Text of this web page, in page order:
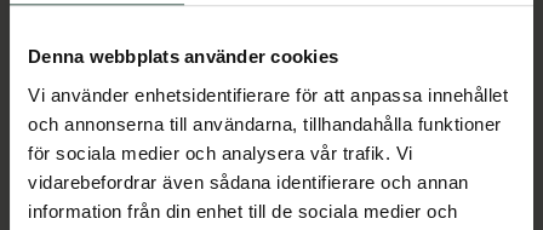
Denna webbplats använder cookies
Vi använder enhetsidentifierare för att anpassa innehållet
och annonserna till användarna, tillhandahålla funktioner
för sociala medier och analysera vår trafik. Vi
vidarebefordrar även sådana identifierare och annan
information från din enhet till de sociala medier och
Beskrivning Dölj
Läs alltid bipacksedeln innan
användning.